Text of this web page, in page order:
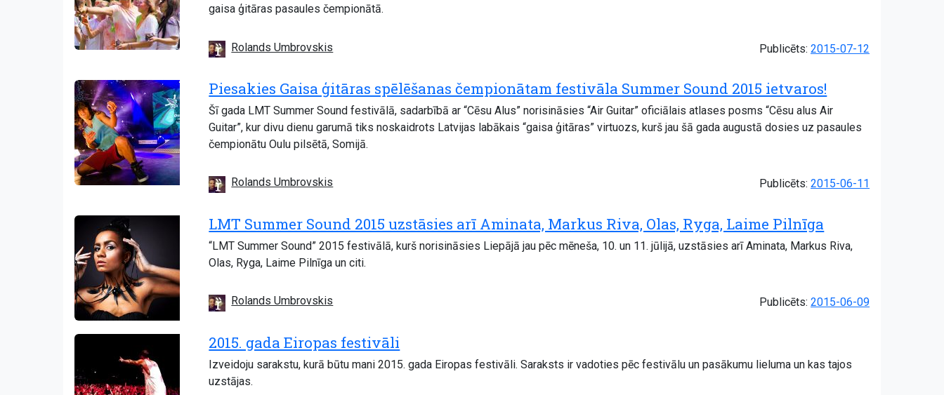
gaisa ģitāras pasaules čempionātā.
Rolands Umbrovskis Publicēts: 2015-07-12
Piesakies Gaisa ģitāras spēlēšanas čempionātam festivāla Summer Sound 2015 ietvaros!
Šī gada LMT Summer Sound festivālā, sadarbībā ar “Cēsu Alus” norisināsies “Air Guitar” oficiālais atlases posms “Cēsu alus Air
Guitar”, kur divu dienu garumā tiks noskaidrots Latvijas labākais “gaisa ģitāras” virtuozs, kurš jau šā gada augustā dosies uz pasaules
čempionātu Oulu pilsētā, Somijā.
Rolands Umbrovskis Publicēts: 2015-06-11
LMT Summer Sound 2015 uzstāsies arī Aminata, Markus Riva, Olas, Ryga, Laime Pilnīga
“LMT Summer Sound” 2015 festivālā, kurš norisināsies Liepājā jau pēc mēneša, 10. un 11. jūlijā, uzstāsies arī Aminata, Markus Riva,
Olas, Ryga, Laime Pilnīga un citi.
Rolands Umbrovskis Publicēts: 2015-06-09
2015. gada Eiropas festivāli
Izveidoju sarakstu, kurā būtu mani 2015. gada Eiropas festivāli. Saraksts ir vadoties pēc festivālu un pasākumu lieluma un kas tajos
uzstājas.